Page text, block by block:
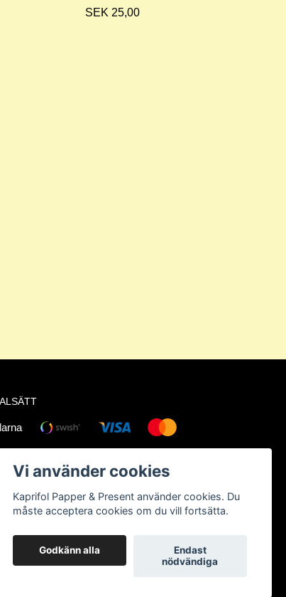
SEK 25,00
Vi använder cookies
Kaprifol Papper & Present använder cookies. Du
måste acceptera cookies om du vill fortsätta.
Godkänn alla
Endast
nödvändiga